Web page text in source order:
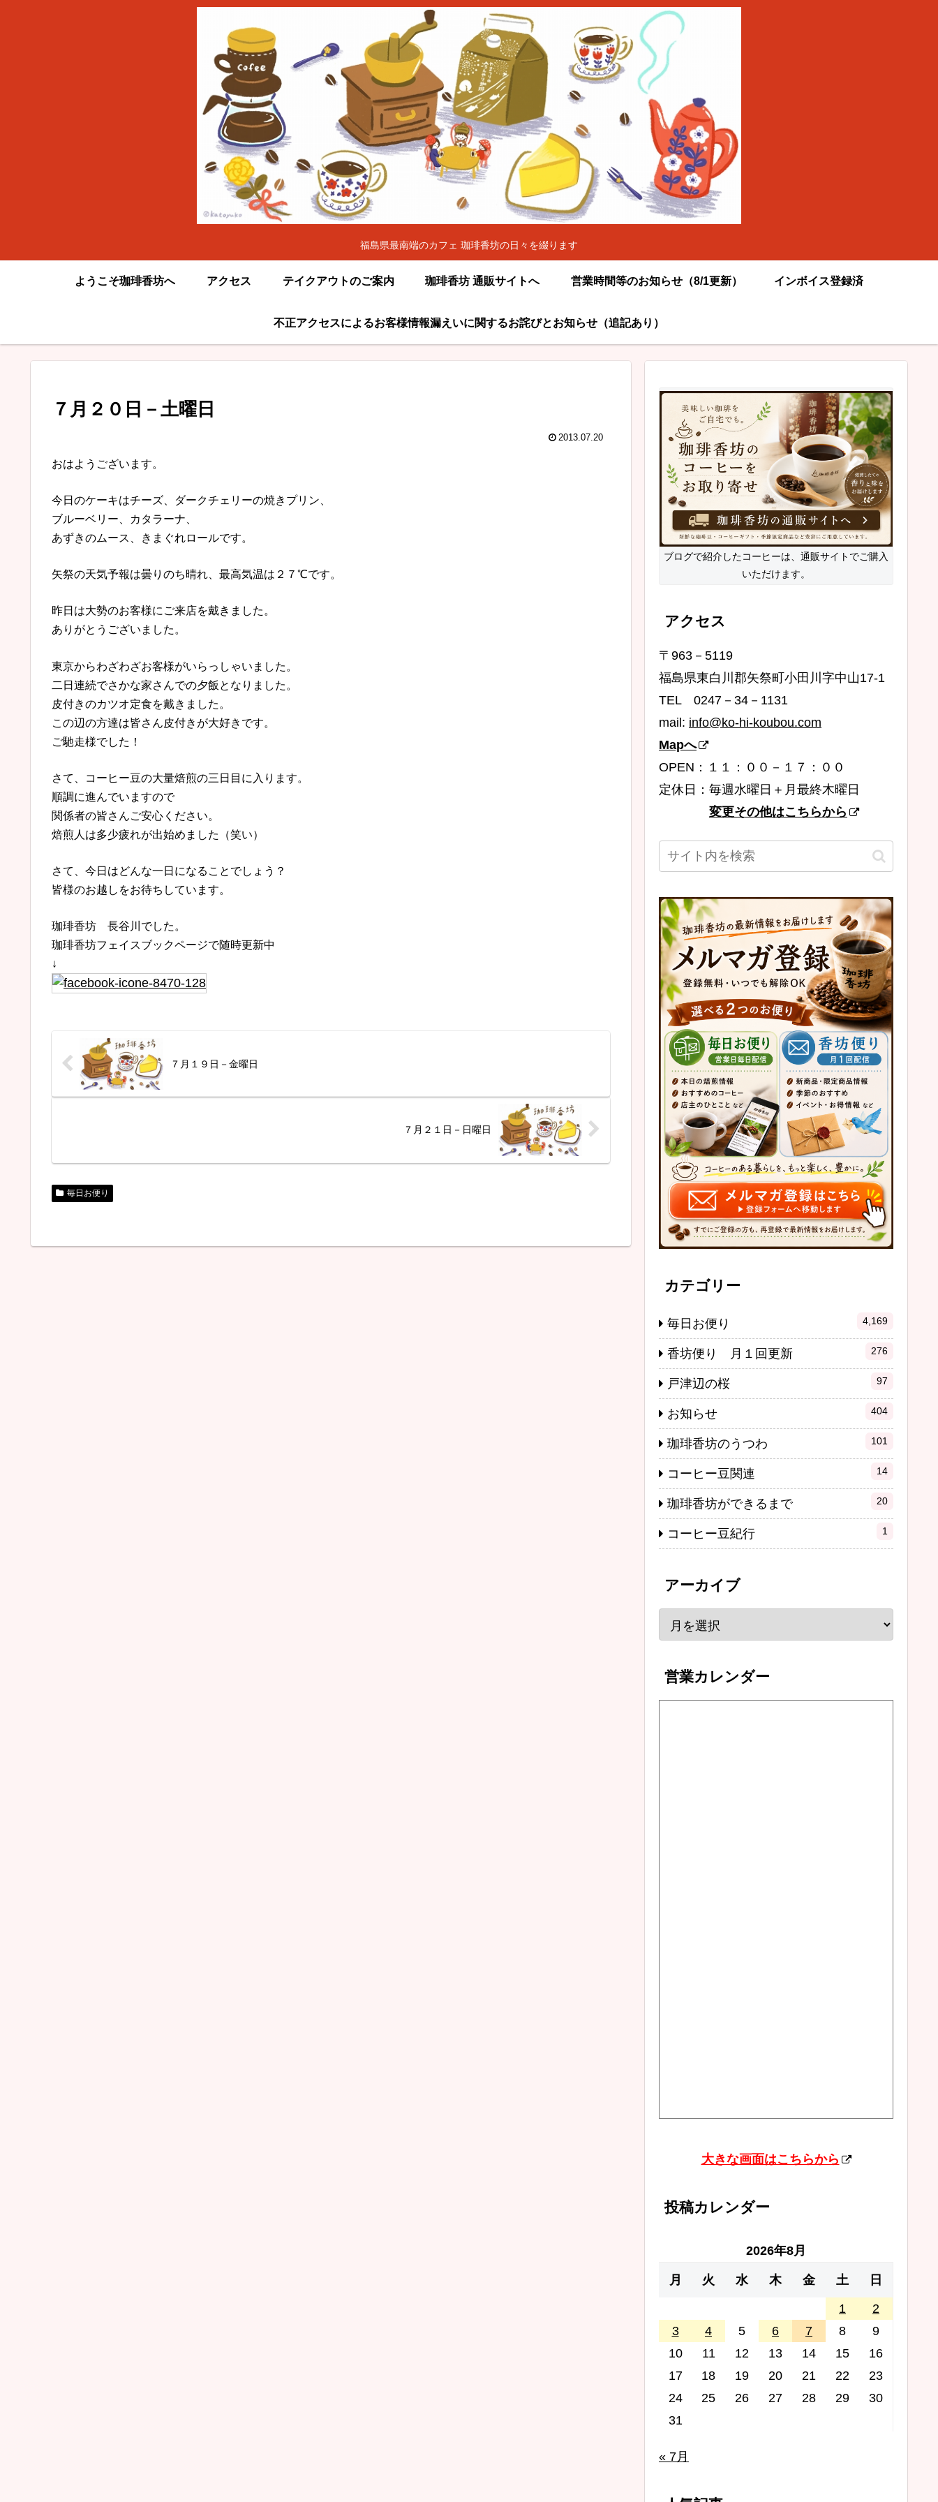
福島県最南端のカフェ 珈琲香坊の日々を綴ります
ようこそ珈琲香坊へ アクセス テイクアウトのご案内 珈琲香坊 通販サイトへ 営業時間等のお知らせ（8/1更新） インボイス登録済
不正アクセスによるお客様情報漏えいに関するお詫びとお知らせ（追記あり）
７月２０日－土曜日
2013.07.20
おはようございます。
今日のケーキはチーズ、ダークチェリーの焼きプリン、
ブルーベリー、カタラーナ、
あずきのムース、きまぐれロールです。
矢祭の天気予報は曇りのち晴れ、最高気温は２７℃です。
昨日は大勢のお客様にご来店を戴きました。
ありがとうございました。
東京からわざわざお客様がいらっしゃいました。
二日連続でさかな家さんでの夕飯となりました。
皮付きのカツオ定食を戴きました。
この辺の方達は皆さん皮付きが大好きです。
ご馳走様でした！
さて、コーヒー豆の大量焙煎の三日目に入ります。
順調に進んでいますので
関係者の皆さんご安心ください。
焙煎人は多少疲れが出始めました（笑い）
さて、今日はどんな一日になることでしょう？
皆様のお越しをお待ちしています。
珈琲香坊 長谷川でした。
珈琲香坊フェイスブックページで随時更新中
↓
７月１９日－金曜日
７月２１日－日曜日
毎日お便り
ブログで紹介したコーヒーは、通販サイトでご購入
いただけます。
アクセス
〒963－5119
福島県東白川郡矢祭町小田川字中山17-1
TEL 0247－34－1131
mail: info@ko-hi-koubou.com
Mapへ
OPEN：１１：００－１７：００
定休日：毎週水曜日＋月最終木曜日
変更その他はこちらから
カテゴリー
毎日お便り 4,169
香坊便り 月１回更新 276
戸津辺の桜 97
お知らせ 404
珈琲香坊のうつわ 101
コーヒー豆関連 14
珈琲香坊ができるまで 20
コーヒー豆紀行 1
アーカイブ
営業カレンダー
大きな画面はこちらから
投稿カレンダー
2026年8月
月 火 水 木 金 土 日
1
2
3
4 5 6 7 8
9
10
11 12 13 14 15
16
17
18 19 20 21 22
23
24
25 26 27 28 29
30
31
« 7月